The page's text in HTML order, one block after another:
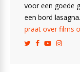
voor een goede
een bord lasagna.
praat over films